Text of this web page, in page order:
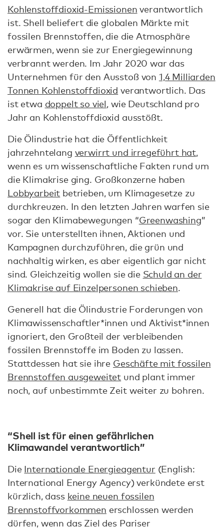
Kohlenstoffdioxid-Emissionen verantwortlich
ist. Shell beliefert die globalen Märkte mit
fossilen Brennstoffen, die die Atmosphäre
erwärmen, wenn sie zur Energiegewinnung
verbrannt werden. Im Jahr 2020 war das
Unternehmen für den Ausstoß von 1,4 Milliarden
Tonnen Kohlenstoffdioxid verantwortlich. Das
ist etwa doppelt so viel, wie Deutschland pro
Jahr an Kohlenstoffdioxid ausstößt.
Die Ölindustrie hat die Öffentlichkeit
jahrzehntelang verwirrt und irregeführt hat,
wenn es um wissenschaftliche Fakten rund um
die Klimakrise ging. Großkonzerne haben
Lobbyarbeit betrieben, um Klimagesetze zu
durchkreuzen. In den letzten Jahren warfen sie
sogar den Klimabewegungen “Greenwashing”
vor. Sie unterstellten ihnen, Aktionen und
Kampagnen durchzuführen, die grün und
nachhaltig wirken, es aber eigentlich gar nicht
sind. Gleichzeitig wollen sie die Schuld an der
Klimakrise auf Einzelpersonen schieben.
Generell hat die Ölindustrie Forderungen von
Klimawissenschaftler*innen und Aktivist*innen
ignoriert, den Großteil der verbleibenden
fossilen Brennstoffe im Boden zu lassen.
Stattdessen hat sie ihre Geschäfte mit fossilen
Brennstoffen ausgeweitet und plant immer
noch, auf unbestimmte Zeit weiter zu bohren.
“Shell ist für einen gefährlichen
Klimawandel verantwortlich”
Die Internationale Energieagentur (English:
International Energy Agency) verkündete erst
kürzlich, dass keine neuen fossilen
Brennstoffvorkommen erschlossen werden
dürfen, wenn das Ziel des Pariser